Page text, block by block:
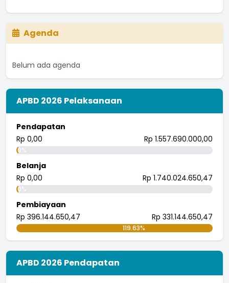
Astungkara kinerja perangkat desa kedepannya semakin
baik
...selengkapnya
I nengah bendi
I wayan randana
26 Juli 2018 08:21:57
tingkatkan.
...selengkapnya
i wayan pujana eka putra
25 Juli 2018 09:30:04
Agenda
Belum ada agenda
APBD 2026 Pelaksanaan
Pendapatan
Rp 0,00
Rp 1.557.690.000,00
0%
Belanja
Rp 0,00
Rp 1.740.024.650,47
0%
Pembiayaan
Rp 396.144.650,47
Rp 331.144.650,47
119.63%
APBD 2026 Pendapatan